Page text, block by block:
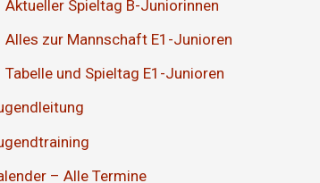
Aktueller Spieltag B-Juniorinnen
Alles zur Mannschaft E1-Junioren
Tabelle und Spieltag E1-Junioren
– Alle Termine